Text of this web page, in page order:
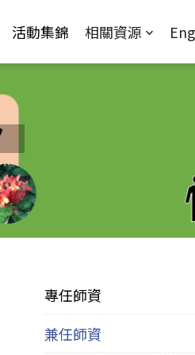
活動集錦 相關資源
專任師資
兼任師資